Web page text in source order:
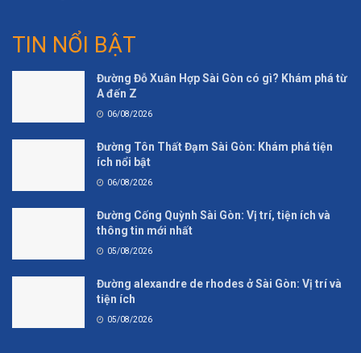
TIN NỔI BẬT
Đường Đỗ Xuân Hợp Sài Gòn có gì? Khám phá từ
A đến Z
06/08/2026
Đường Tôn Thất Đạm Sài Gòn: Khám phá tiện
ích nổi bật
06/08/2026
Đường Cống Quỳnh Sài Gòn: Vị trí, tiện ích và
thông tin mới nhất
05/08/2026
Đường alexandre de rhodes ở Sài Gòn: Vị trí và
tiện ích
05/08/2026